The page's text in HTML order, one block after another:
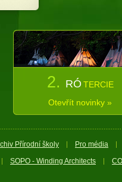
2. RÓ TERCIE
Otevřít novinky »
Přírodní školy
Pro média
SOPO - Winding Architects